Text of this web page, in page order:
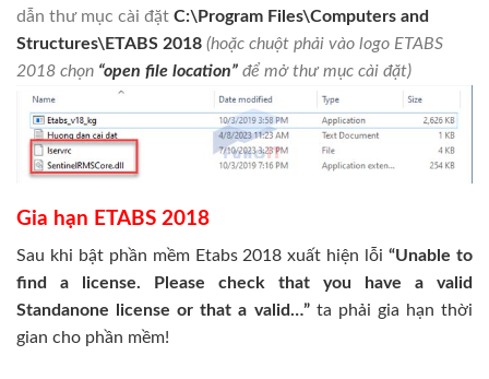
dẫn thư mục cài đặt C:\Program Files\Computers and
Structures\ETABS 2018 (hoặc chuột phải vào logo ETABS
2018 chọn “open file location” để mở thư mục cài đặt)
Gia hạn ETABS 2018
Sau khi bật phần mềm Etabs 2018 xuất hiện lỗi “Unable to
find a license. Please check that you have a valid
Standanone license or that a valid…”ta phải gia hạn thời
gian cho phần mềm!